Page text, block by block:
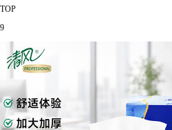
TOP
9